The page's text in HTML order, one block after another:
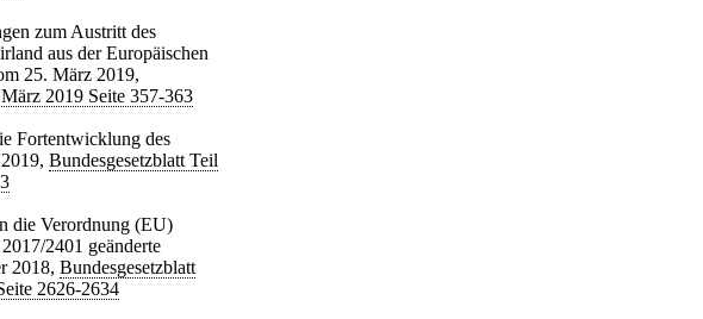
zum Austritt des
aus der Europäischen
25. März 2019,
2019 Seite 357-363
Fortentwicklung des
Bundesgesetzblatt Teil
die Verordnung (EU)
2401 geänderte
2018, Bundesgesetzblatt
2626-2634